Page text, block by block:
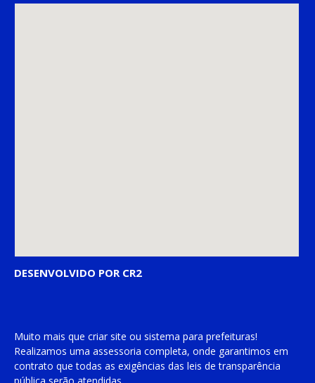
DESENVOLVIDO POR CR2
Muito mais que criar site ou sistema para prefeituras!
Realizamos uma assessoria completa, onde garantimos em
contrato que todas as exigências das leis de transparência